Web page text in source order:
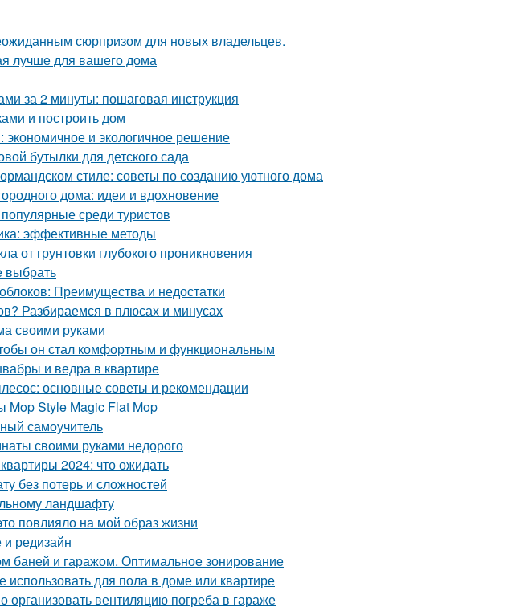
сюрпризом для новых владельцев.
лучше для вашего дома
за 2 минуты: пошаговая инструкция
и построить дом
и экологичное решение
бутылки для детского сада
стиле: советы по созданию уютного дома
дома: идеи и вдохновение
среди туристов
эффективные методы
от грунтовки глубокого проникновения
выбрать
Преимущества и недостатки
Разбираемся в плюсах и минусах
своими руками
он стал комфортным и функциональным
и ведра в квартире
основные советы и рекомендации
Style Magic Flat Mop
самоучитель
своими руками недорого
2024: что ожидать
без потерь и сложностей
ландшафту
повлияло на мой образ жизни
редизайн
баней и гаражом. Оптимальное зонирование
для пола в доме или квартире
организовать вентиляцию погреба в гараже